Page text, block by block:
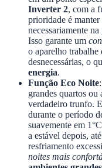
Inverter 2, com a
prioridade é
necessariamente
Isso garante um
o aparelho trabalhe
desnecessárias, o
energia.
Função Eco Noite
grandes quartos ou
verdadeiro trunfo.
durante o período
suavemente em
a estável depois,
resfriamento
noites mais